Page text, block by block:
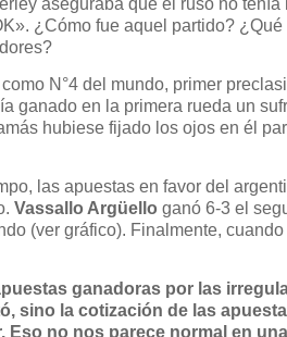
aseguraba que el ruso no
¿Cómo fue aquel partido?
N°4 del mundo, primer
ganado en la primera rueda un
hubiese fijado los ojos en él
las apuestas en favor del
Vassallo Argüello ganó 6-3 el
(ver gráfico). Finalmente,
ganadoras por las
sino la cotización de las
no nos parece normal en